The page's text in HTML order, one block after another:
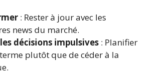
: Rester à jour avec les
news du marché.
décisions impulsives : Planifier
plutôt que de céder à la